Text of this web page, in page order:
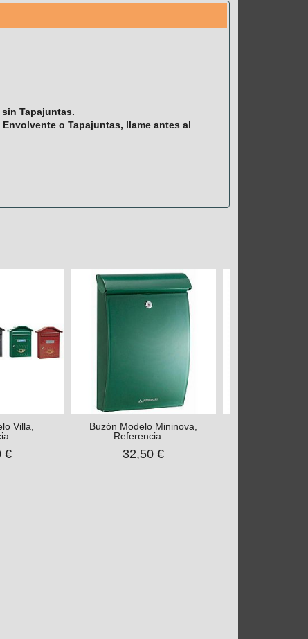
Tapajuntas.
o Tapajuntas, llame antes al
Villa,
€
Buzón Modelo Mininova,
Referencia:...
32,50 €